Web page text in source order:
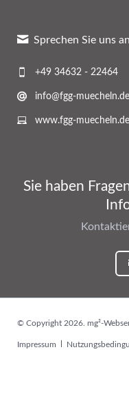
Sprechen Sie uns an
+49 34632 - 22464
info@fgg-muecheln.de
www.fgg-muecheln.de
Sie haben
© Copyright 2026. mg²-
Navigation
Impressum